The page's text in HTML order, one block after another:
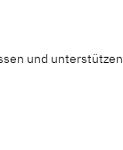
und unterstützen